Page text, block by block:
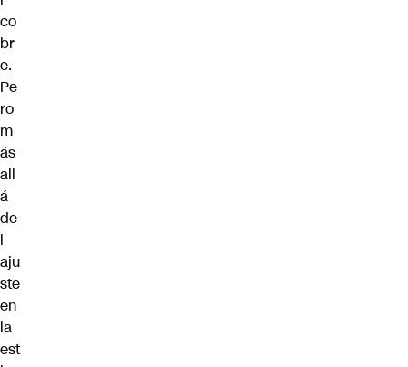
co
br
e.
Pe
ro
m
ás
all
á
de
l
aju
ste
en
la
est